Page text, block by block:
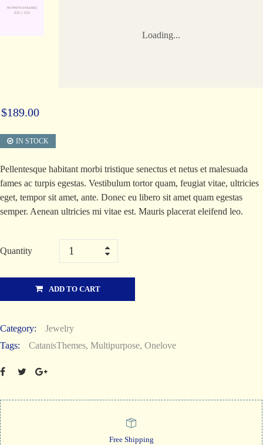
Loading...
Loading...
$189.00
IN STOCK
Pellentesque habitant morbi tristique senectus et netus et malesuada
fames ac turpis egestas. Vestibulum tortor quam, feugiat vitae, ultricies
eget, tempor sit amet, ante. Donec eu libero sit amet quam egestas
semper. Aenean ultricies mi vitae est. Mauris placerat eleifend leo.
Quantity
ADD TO CART
Category:
Jewelry
Tags:
CatanisThemes, Multipurpose, Onelove
Free Shipping